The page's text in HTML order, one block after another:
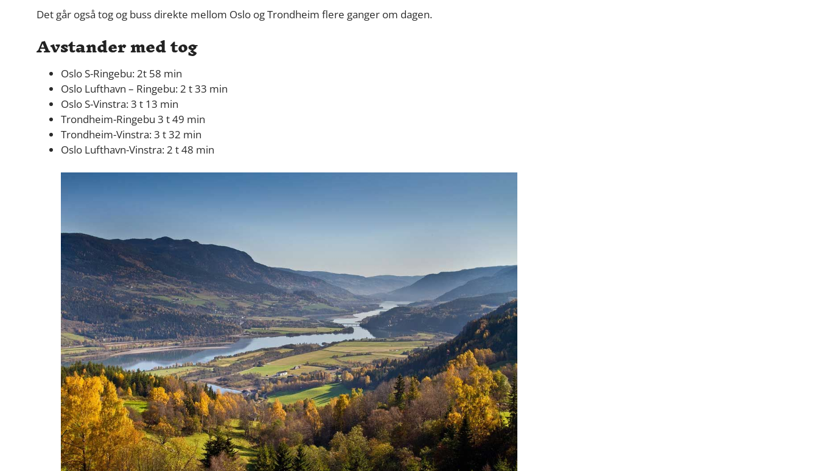
Det går også tog og buss direkte mellom Oslo og Trondheim flere ganger om dagen.
Avstander med tog
Oslo S-Ringebu: 2t 58 min
Oslo Lufthavn – Ringebu: 2 t 33 min
Oslo S-Vinstra: 3 t 13 min
Trondheim-Ringebu 3 t 49 min
Trondheim-Vinstra: 3 t 32 min
Oslo Lufthavn-Vinstra: 2 t 48 min